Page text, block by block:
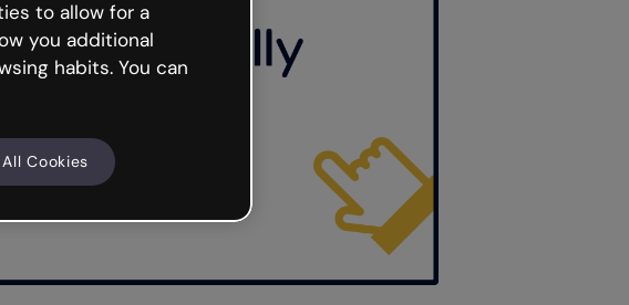
to allow for a
you additional
habits. You can
Cookies